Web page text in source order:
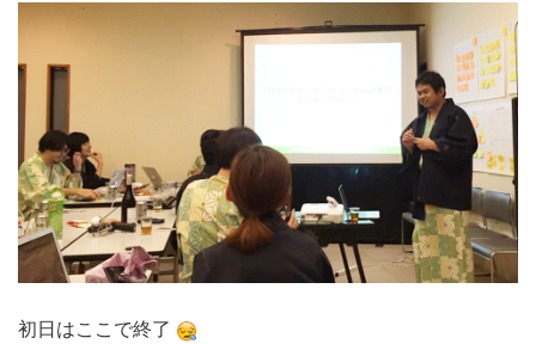
初日はここで終了